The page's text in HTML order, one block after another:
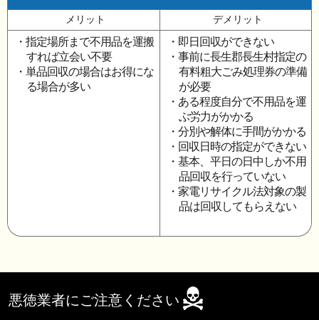
メリット デメリット
・指定場所まで不用品を運搬
すれば立会い不要
・単品回収の場合はお得にな
る場合が多い
・即日回収ができない
・事前に長生郡長生村指定の
有料粗大ごみ処理券の準備
が必要
・ある程度自分で不用品を運
ぶ労力がかかる
・分別や解体に手間がかかる
・回収日時の指定ができない
・基本、平日の日中しか不用
品回収を行っていない
・家電リサイクル法対象の製
品は回収してもらえない
悪徳業者にご注意ください